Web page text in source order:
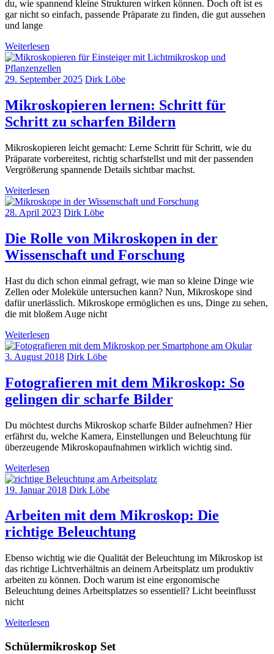
du, wie spannend kleine Strukturen wirken können. Doch oft ist es
gar nicht so einfach, passende Präparate zu finden, die gut aussehen
und lange
Weiterlesen
29. September 2025 Dirk Löbe
Mikroskopieren lernen: Schritt für
Schritt zu scharfen Bildern
Mikroskopieren leicht gemacht: Lerne Schritt für Schritt, wie du
Präparate vorbereitest, richtig scharfstellst und mit der passenden
Vergrößerung spannende Details sichtbar machst.
Weiterlesen
28. April 2023 Dirk Löbe
Die Rolle von Mikroskopen in der
Wissenschaft und Forschung
Hast du dich schon einmal gefragt, wie man so kleine Dinge wie
Zellen oder Moleküle untersuchen kann? Nun, Mikroskope sind
dafür unerlässlich. Mikroskope ermöglichen es uns, Dinge zu sehen,
die mit bloßem Auge nicht
Weiterlesen
3. August 2018 Dirk Löbe
Fotografieren mit dem Mikroskop: So
gelingen dir scharfe Bilder
Du möchtest durchs Mikroskop scharfe Bilder aufnehmen? Hier
erfährst du, welche Kamera, Einstellungen und Beleuchtung für
überzeugende Mikroskopaufnahmen wirklich wichtig sind.
Weiterlesen
19. Januar 2018 Dirk Löbe
Arbeiten mit dem Mikroskop: Die
richtige Beleuchtung
Ebenso wichtig wie die Qualität der Beleuchtung im Mikroskop ist
das richtige Lichtverhältnis an deinem Arbeitsplatz um produktiv
arbeiten zu können. Doch warum ist eine ergonomische
Beleuchtung deines Arbeitsplatzes so essentiell? Licht beeinflusst
nicht
Weiterlesen
Schülermikroskop Set